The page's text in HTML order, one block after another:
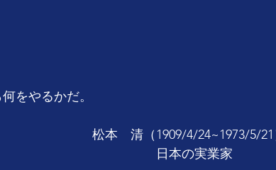
をやるかだ。
4/24~1973/5/21
実業家